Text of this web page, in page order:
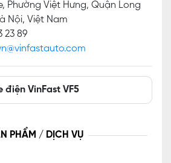
Phường Việt Hưng, Quận Long
Nội, Việt Nam
23 89
điện VinFast VF5
PHẨM / DỊCH VỤ